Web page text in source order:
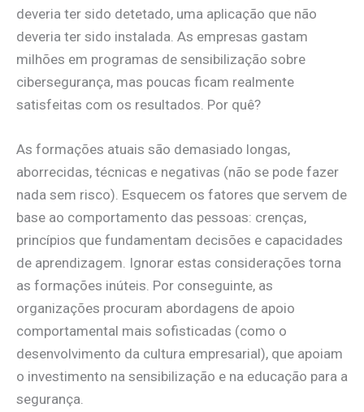
deveria ter sido detetado, uma aplicação que não
deveria ter sido instalada. As empresas gastam
milhões em programas de sensibilização sobre
cibersegurança, mas poucas ficam realmente
satisfeitas com os resultados. Por quê?
As formações atuais são demasiado longas,
aborrecidas, técnicas e negativas (não se pode fazer
nada sem risco). Esquecem os fatores que servem de
base ao comportamento das pessoas: crenças,
princípios que fundamentam decisões e capacidades
de aprendizagem. Ignorar estas considerações torna
as formações inúteis. Por conseguinte, as
organizações procuram abordagens de apoio
comportamental mais sofisticadas (como o
desenvolvimento da cultura empresarial), que apoiam
o investimento na sensibilização e na educação para a
segurança.